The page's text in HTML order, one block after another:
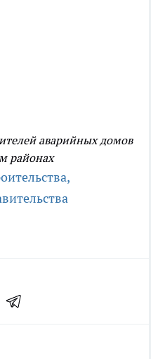
аварийных домов
районах